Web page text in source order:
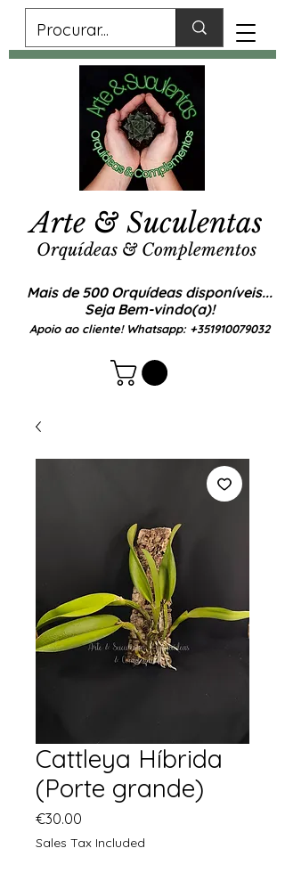
Mais de 500 Orquídeas disponíveis...
Seja Bem-vindo(a)!
Apoio ao cliente! Whatsapp: +351910079032
Arte & Suculentas
Orquídeas & Complementos
Cattleya Híbrida
(Porte grande)
€30.00
Sales Tax Included